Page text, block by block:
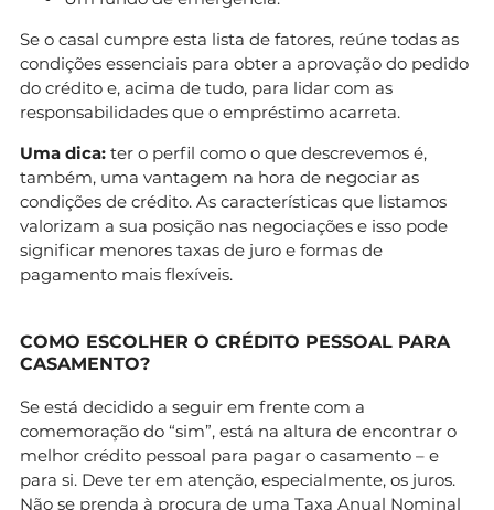
Se o casal cumpre esta lista de fatores, reúne todas as
condições essenciais para obter a aprovação do pedido
do crédito e, acima de tudo, para lidar com as
responsabilidades que o empréstimo acarreta.
Uma dica: ter o perfil como o que descrevemos é,
também, uma vantagem na hora de negociar as
condições de crédito. As características que listamos
valorizam a sua posição nas negociações e isso pode
significar menores taxas de juro e formas de
pagamento mais flexíveis.
COMO ESCOLHER O CRÉDITO PESSOAL PARA
CASAMENTO?
Se está decidido a seguir em frente com a
comemoração do “sim”, está na altura de encontrar o
melhor crédito pessoal para pagar o casamento – e
para si. Deve ter em atenção, especialmente, os juros.
Não se prenda à procura de uma Taxa Anual Nominal